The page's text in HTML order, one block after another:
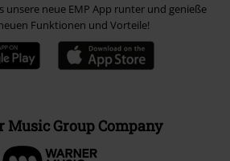
unsere neue EMP App runter und genieße
Funktionen und Vorteile!
Music Group Company